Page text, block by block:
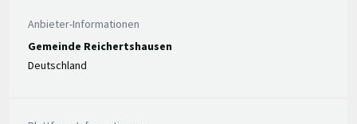
Anbieter-Informationen
Gemeinde Reichertshausen
Deutschland